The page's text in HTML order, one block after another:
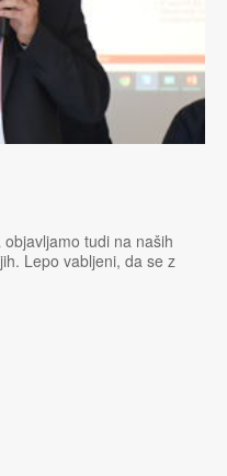
tudi na naših
Lepo vabljeni, da se z